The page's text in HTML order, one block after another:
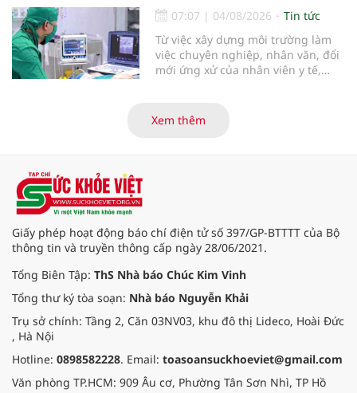
bằng phẫu thuật robot thay vì phải
đây.
07:07 | 04/08/2026
Tin tức
Từ việc xây dựng môi trường làm
việc chuyên nghiệp, nhân văn, đổi
mới ứng xử của nhân viên y tế,
đồng cảm, gắn kết cao giữa thầy
Xem thêm
Giấy phép hoạt động báo chí điện tử số 397/GP-BTTTT của Bộ
thông tin và truyền thông cấp ngày 28/06/2021.
Tổng Biên Tập: ThS Nhà báo Chúc Kim Vinh
Tổng thư ký tòa soạn: Nhà báo Nguyễn Khải
Trụ sở chính: Tầng 2, Căn 03NV03, khu đô thị Lideco, Hoài Đức
, Hà Nội
Hotline: 0898582228. Email: toasoansuckhoeviet@gmail.com
Văn phòng TP.HCM: 909 Âu cơ, Phường Tân Sơn Nhì, TP Hồ